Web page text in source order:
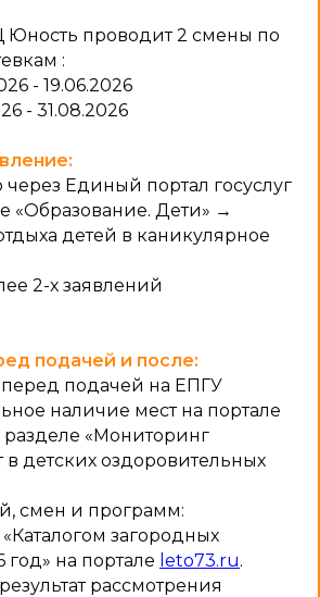
проводит 2 смены по
:
- 19.06.2026
- 31.08.2026
Единый портал госуслуг
«Образование. Дети» →
детей в каникулярное
2-х заявлений
подачей и после:
подачей на ЕПГУ
наличие мест на портале
разделе «Мониторинг
детских оздоровительных
смен и программ:
загородных
год» на портале leto73.ru.
рассмотрения